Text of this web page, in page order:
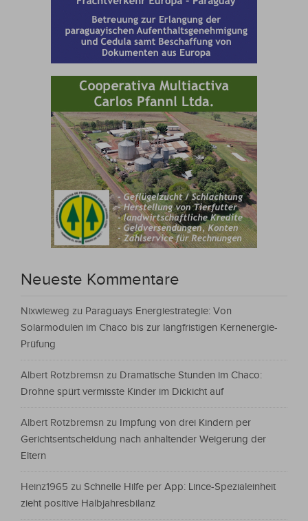
Neueste Kommentare
Nixwieweg zu Paraguays Energiestrategie: Von
Solarmodulen im Chaco bis zur langfristigen Kernenergie-
Prüfung
Albert Rotzbremsn zu Dramatische Stunden im Chaco:
Drohne spürt vermisste Kinder im Dickicht auf
Albert Rotzbremsn zu Impfung von drei Kindern per
Gerichtsentscheidung nach anhaltender Weigerung der
Eltern
Heinz1965 zu Schnelle Hilfe per App: Lince-Spezialeinheit
zieht positive Halbjahresbilanz